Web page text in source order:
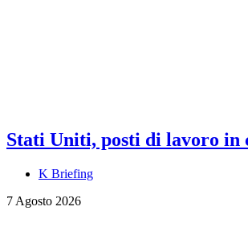
Stati Uniti, posti di lavoro in
K Briefing
7 Agosto 2026